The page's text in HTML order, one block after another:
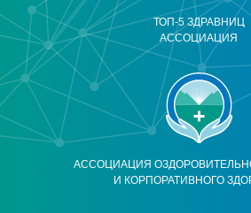
АССОЦИАЦИЯ
И КОРПОРАТИВНОГО
ТОП-5 ЗДРАВНИЦ
АССОЦИАЦИЯ